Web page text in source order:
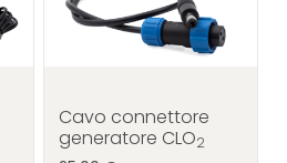
NUOVO
DE FR PT
Cavo connettore
generatore CLO2